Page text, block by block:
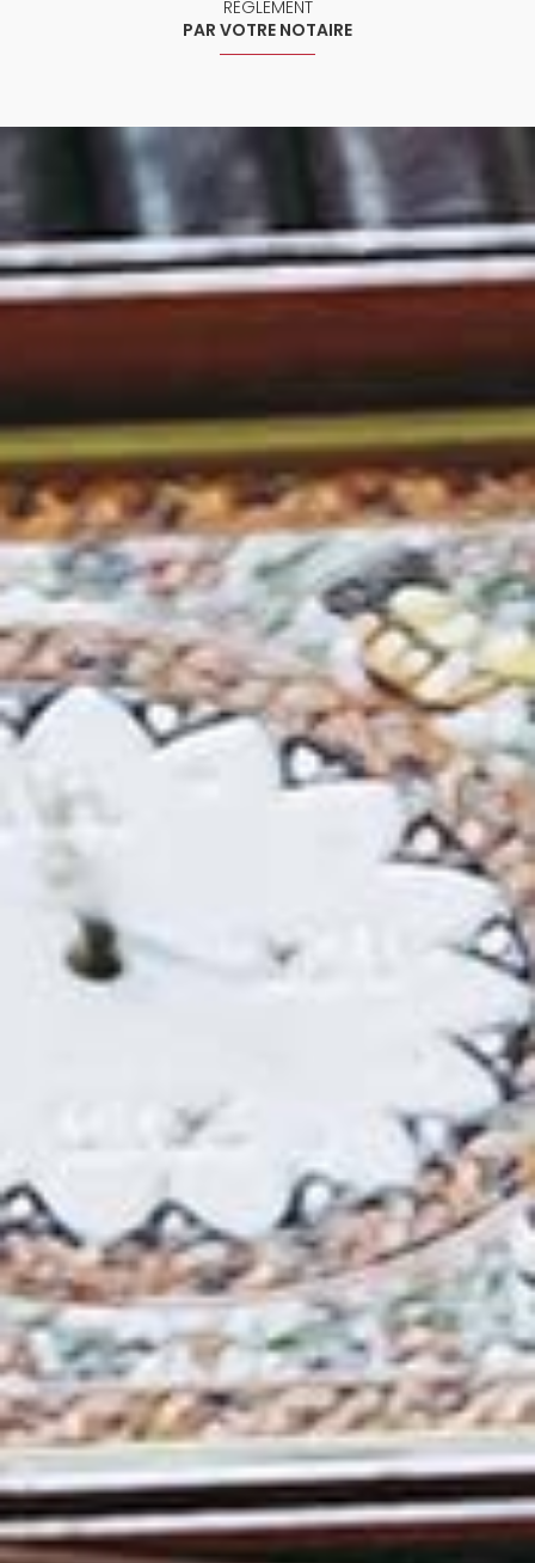
RÈGLEMENT
PAR VOTRE NOTAIRE